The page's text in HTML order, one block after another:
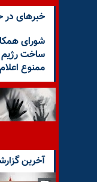
خبرهای در
شورای
ساخت رژیم
ممنوع
آخرین